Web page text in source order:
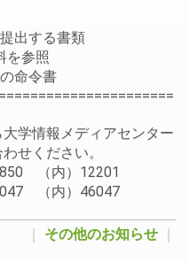
する書類
照
命令書
学情報メディアセンター
せください。
（内）12201
（内）46047
その他のお知らせ